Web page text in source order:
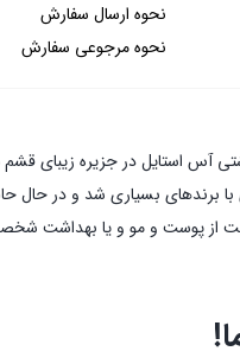
نحوه ارسال سفارش
نحوه مرجوعی سفارش
از پوست و مو و یا بهداشت